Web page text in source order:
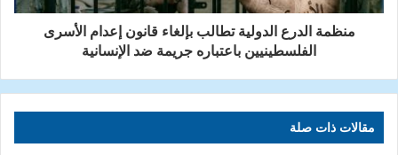
منظمة الدرع الدولية تطالب بإلغاء قانون إعدام الأسرى
الفلسطينيين باعتباره جريمة ضد الإنسانية
مقالات ذات صلة